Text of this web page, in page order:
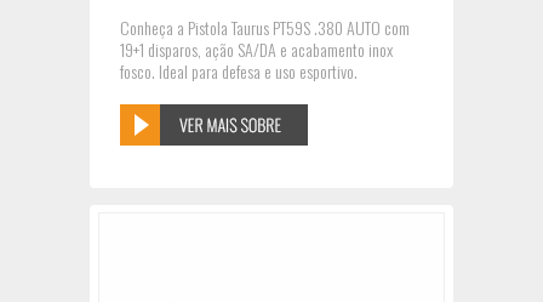
Conheça a Pistola Taurus PT59S .380 AUTO com
19+1 disparos, ação SA/DA e acabamento inox
fosco. Ideal para defesa e uso esportivo.